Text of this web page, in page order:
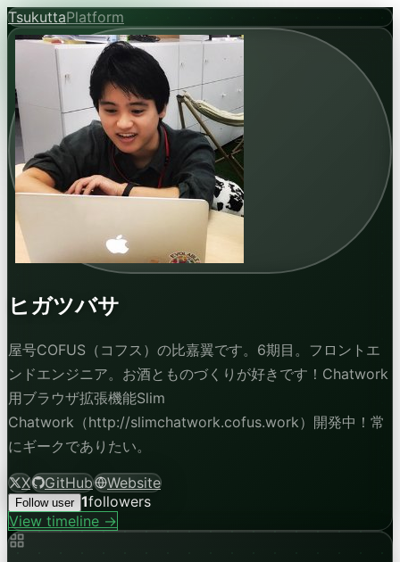
TsukuttaPlatform
ヒガツバサ
屋号COFUS（コフス）の比嘉翼です。6期目。フロントエ
ンドエンジニア。お酒とものづくりが好きです！Chatwork
用ブラウザ拡張機能Slim
Chatwork（http://slimchatwork.cofus.work）開発中！常
にギークでありたい。
X GitHub Website
Follow user 1followers
View timeline →